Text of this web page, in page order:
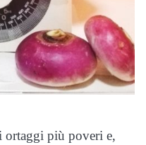
ortaggi più poveri e,